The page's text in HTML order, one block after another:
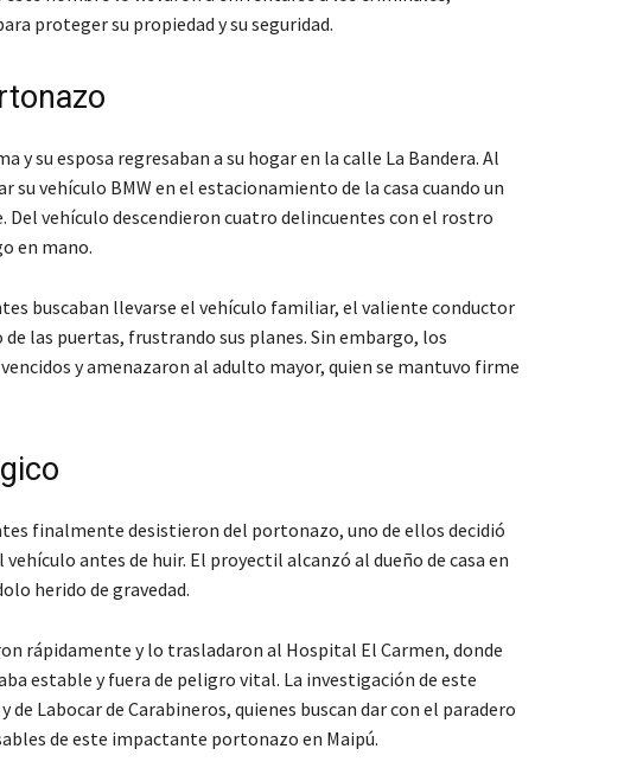
proteger su propiedad y su seguridad.
y su esposa regresaban a su hogar en la calle La Bandera. Al
su vehículo BMW en el estacionamiento de la casa cuando un
Del vehículo descendieron cuatro delincuentes con el rostro
en mano.
buscaban llevarse el vehículo familiar, el valiente conductor
las puertas, frustrando sus planes. Sin embargo, los
y amenazaron al adulto mayor, quien se mantuvo firme
finalmente desistieron del portonazo, uno de ellos decidió
antes de huir. El proyectil alcanzó al dueño de casa en
herido de gravedad.
rápidamente y lo trasladaron al Hospital El Carmen, donde
estable y fuera de peligro vital. La investigación de este
de Labocar de Carabineros, quienes buscan dar con el paradero
de este impactante portonazo en Maipú.